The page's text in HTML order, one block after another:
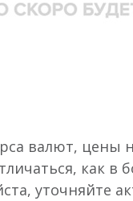
валют, цены
как в
уточняйте